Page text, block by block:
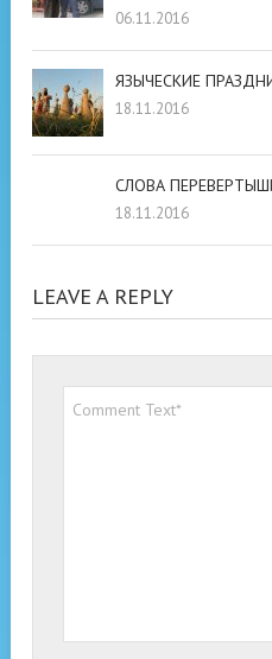
06.11.2016
ЯЗЫЧЕСКИЕ
18.11.2016
СЛОВА
18.11.2016
LEAVE A REPLY